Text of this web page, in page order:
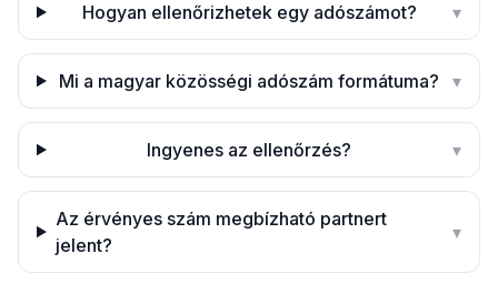
Hogyan ellenőrizhetek egy adószámot? ▾
Mi a magyar közösségi adószám formátuma? ▾
Ingyenes az ellenőrzés? ▾
Az érvényes szám megbízható partnert
jelent?
▾